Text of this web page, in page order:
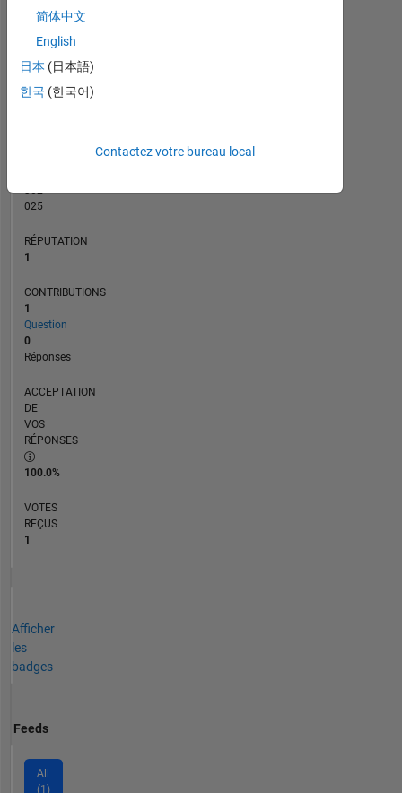
302
025
RÉPUTATION
1
CONTRIBUTIONS
1
Question
0
Réponses
ACCEPTATION
DE
VOS
RÉPONSES
100.0%
VOTES
REÇUS
1
Afficher
les
badges
Feeds
All
(1)
简体中文
English
日本 (日本語)
한국 (한국어)
Contactez votre bureau local